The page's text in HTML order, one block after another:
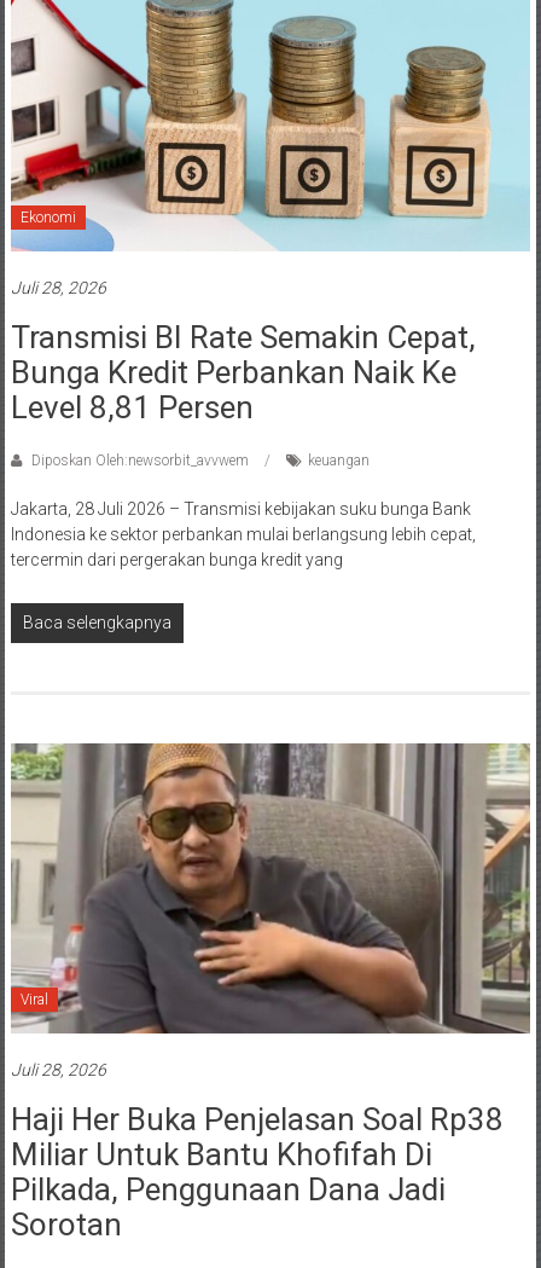
Ekonomi
Juli 28, 2026
Transmisi BI Rate Semakin Cepat,
Bunga Kredit Perbankan Naik Ke
Level 8,81 Persen
Diposkan Oleh:newsorbit_avvwem keuangan
Jakarta, 28 Juli 2026 – Transmisi kebijakan suku bunga Bank
Indonesia ke sektor perbankan mulai berlangsung lebih cepat,
tercermin dari pergerakan bunga kredit yang
Baca selengkapnya
Viral
Juli 28, 2026
Haji Her Buka Penjelasan Soal Rp38
Miliar Untuk Bantu Khofifah Di
Pilkada, Penggunaan Dana Jadi
Sorotan